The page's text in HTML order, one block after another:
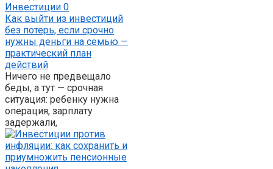
Инвестиции 0
Как выйти из инвестиций
без потерь, если срочно
нужны деньги на семью —
практический план
действий
Ничего не предвещало
беды, а тут — срочная
ситуация: ребенку нужна
операция, зарплату
задержали,